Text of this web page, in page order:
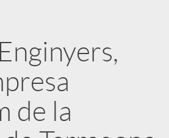
de la